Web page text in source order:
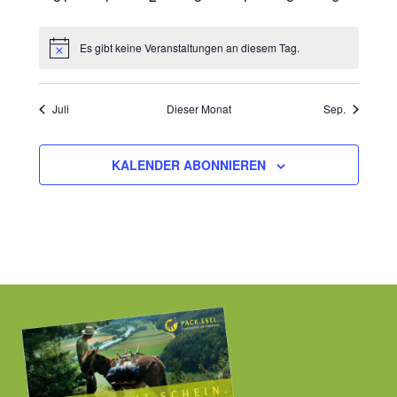
HinweisEs gibt keine Veranstaltungen an diesem Tag.
Juli Dieser Monat Sep.
KALENDER ABONNIEREN